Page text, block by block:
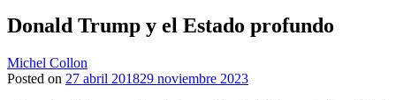
Donald Trump y el Estado profundo
Michel Collon
Posted on 27 abril 201829 noviembre 2023